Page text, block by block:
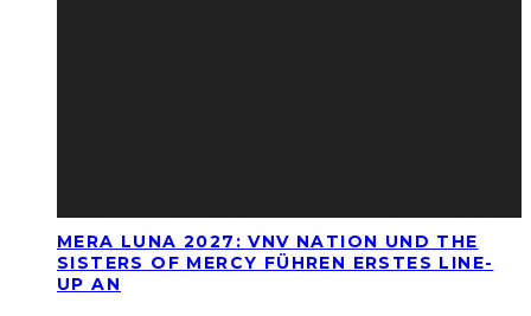
MERA LUNA 2027: VNV NATION UND THE
SISTERS OF MERCY FÜHREN ERSTES LINE-
UP AN